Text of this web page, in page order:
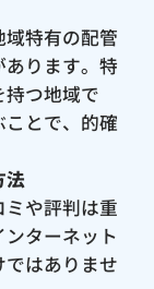
特有の配管
ります。特
つ地域で
とで、的確
法
ミや評判は重
ターネット
ではありませ